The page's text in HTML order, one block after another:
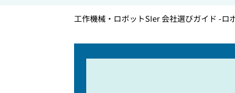
工作機械・ロボットSIer 会社選びガイド -ロ